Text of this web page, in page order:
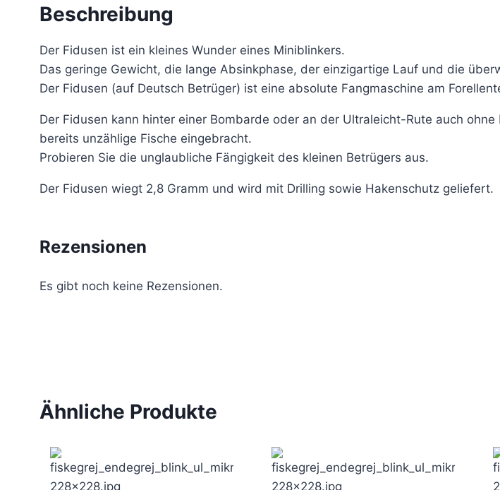
Beschreibung
Der Fidusen ist ein kleines Wunder eines Miniblinkers.
Das geringe Gewicht, die lange Absinkphase, der einzigartige Lauf und die
Der Fidusen (auf Deutsch Betrüger) ist eine absolute Fangmaschine am
Der Fidusen kann hinter einer Bombarde oder an der Ultraleicht-Rute auch
bereits unzählige Fische eingebracht.
Probieren Sie die unglaubliche Fängigkeit des kleinen Betrügers aus.
Der Fidusen wiegt 2,8 Gramm und wird mit Drilling sowie Hakenschutz geliefert.
Rezensionen
Es gibt noch keine Rezensionen.
Ähnliche Produkte